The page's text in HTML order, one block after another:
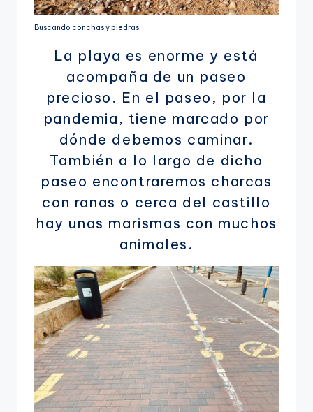
Buscando conchas y piedras
La playa es enorme y está
acompaña de un paseo
precioso. En el paseo, por la
pandemia, tiene marcado por
dónde debemos caminar.
También a lo largo de dicho
paseo encontraremos charcas
con ranas o cerca del castillo
hay unas marismas con muchos
animales.